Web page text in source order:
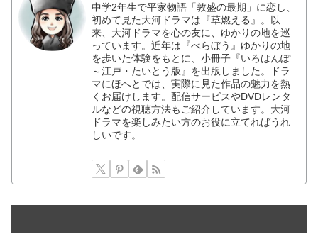
中学2年生で平家物語「敦盛の最期」に恋し、
初めて見た大河ドラマは『草燃える』。以
来、大河ドラマを心の友に、ゆかりの地を巡
っています。近年は『べらぼう』ゆかりの地
を歩いた体験をもとに、小冊子『いろはんぽ
～江戸・たいとう版』を出版しました。ドラ
マにほへとでは、実際に見た作品の魅力を熱
くお届けします。配信サービスやDVDレンタ
ルなどの視聴方法もご紹介しています。大河
ドラマを楽しみたい方のお役に立てればうれ
しいです。